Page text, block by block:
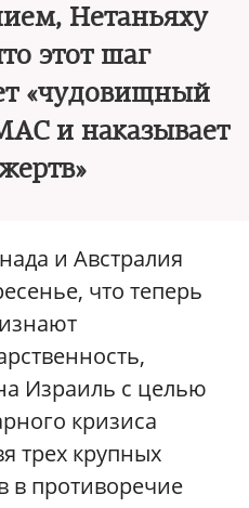
Нетаньяху
этот шаг
«чудовищный
и наказывает
и Австралия
что теперь
Израиль с целью
кризиса
трех крупных
в противоречие